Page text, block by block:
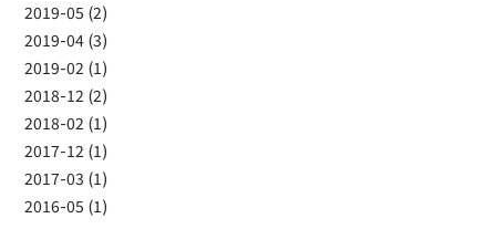
2019-05 (2)
2019-04 (3)
2019-02 (1)
2018-12 (2)
2018-02 (1)
2017-12 (1)
2017-03 (1)
2016-05 (1)